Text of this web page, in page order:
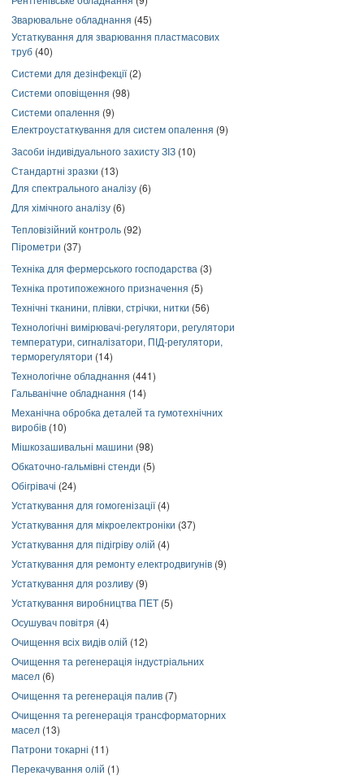
Зварювальне обладнання (45)
Устаткування для зварювання пластмасових
труб (40)
Системи для дезінфекції(2)
Системи оповіщення (98)
Системи опалення (9)
Електроустаткування для систем опалення (9)
Засоби індивідуального захисту ЗІЗ (10)
Стандартні зразки (13)
Для спектрального аналізу (6)
Для хімічного аналізу (6)
Тепловізійний контроль (92)
Пірометри (37)
Техніка для фермерського господарства (3)
Техніка протипожежного призначення (5)
Технічні тканини, плівки, стрічки, нитки (56)
Технологічні вимірювачі-регулятори, регулятори
температури, сигналізатори, ПІД-регулятори,
терморегулятори (14)
Технологічне обладнання (441)
Гальванічне обладнання (14)
Механічна обробка деталей та гумотехнічних
виробів (10)
Мішкозашивальні машини (98)
Обкаточно-гальмівні стенди (5)
Обігрівачі (24)
Устаткування для гомогенізації(4)
Устаткування для мікроелектроніки (37)
Устаткування для підігріву олій (4)
Устаткування для ремонту електродвигунів (9)
Устаткування для розливу (9)
Устаткування виробництва ПЕТ (5)
Осушувач повітря (4)
Очищення всіх видів олій (12)
Очищення та регенерація індустріальних
масел (6)
Очищення та регенерація палив (7)
Очищення та регенерація трансформаторних
масел (13)
Патрони токарні (11)
Перекачування олій (1)